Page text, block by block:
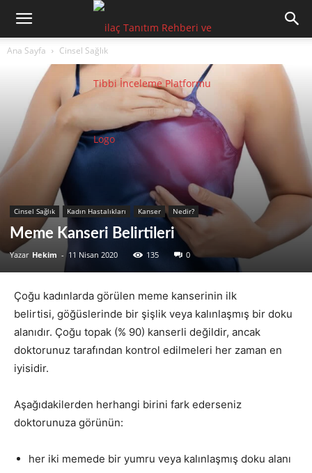
Ana Sayfa Cinsel Sağlık
Cinsel Sağlık Kadın Hastalıkları Kanser Nedir?
Meme Kanseri Belirtileri
Yazar Hekim - 11 Nisan 2020 135 0
Çoğu kadınlarda görülen meme kanserinin ilk
belirtisi, göğüslerinde bir şişlik veya kalınlaşmış bir doku
alanıdır. Çoğu topak (% 90) kanserli değildir, ancak
doktorunuz tarafından kontrol edilmeleri her zaman en
iyisidir.
Aşağıdakilerden herhangi birini fark ederseniz
doktorunuza görünün:
her iki memede bir yumru veya kalınlaşmış doku alanı